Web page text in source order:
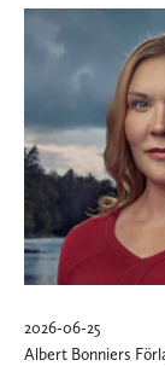
2026-06-25
Albert Bonniers